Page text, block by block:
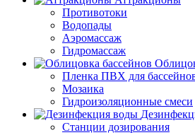
Противотоки
Водопады
Аэромассаж
Гидромассаж
Пленка ПВХ для
Мозаика
Гидроизоляционные смеси
Станции дозирования